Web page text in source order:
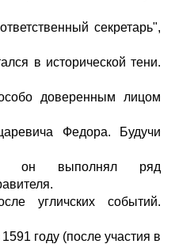
секретарь",
в исторической тени.
доверенным лицом
Федора. Будучи
он выполнял ряд
угличских событий.
году (после участия в